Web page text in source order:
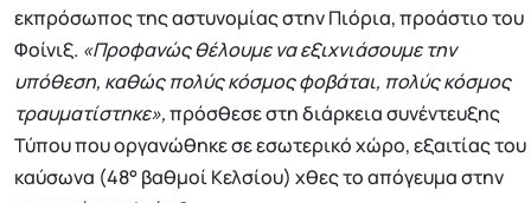
εκπρόσωπος της αστυνομίας στην Πιόρια, προάστιο του
Φοίνιξ. «Προφανώς θέλουμε να εξιχνιάσουμε την
υπόθεση, καθώς πολύς κόσμος φοβάται, πολύς κόσμος
τραυματίστηκε»,πρόσθεσε στη διάρκεια συνέντευξης
Τύπου που οργανώθηκε σε εσωτερικό χώρο, εξαιτίας του
καύσωνα (48° βαθμοί Κελσίου) χθες το απόγευμα στην